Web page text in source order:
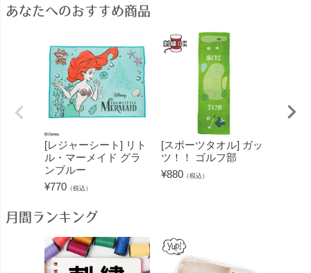
あなたへのおすすめ商品
[レジャーシート] リト
ル・マーメイド グラ
ンブルー
¥770 （税込）
[スポーツタオル] ガッ
ツ！！ ゴルフ部
¥880 （税込）
月間ランキング